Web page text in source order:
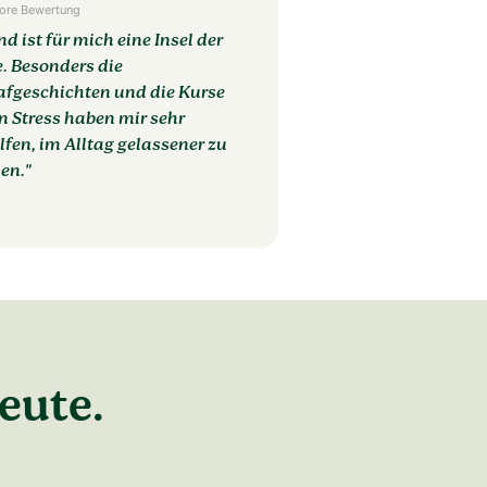
Bewertung
ist für mich eine Insel der
Besonders die
und die Kurse
Stress haben mir sehr
im Alltag gelassener zu